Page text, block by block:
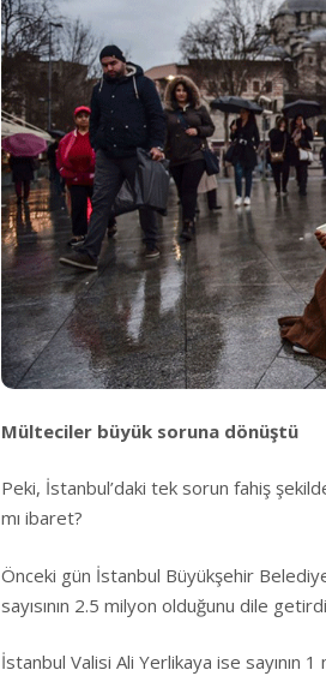
Mülteciler büyük soruna dönüştü
Peki, İstanbul’daki tek sorun fahiş
mı ibaret?
Önceki gün İstanbul Büyükşehir
sayısının 2.5 milyon olduğunu dile
İstanbul Valisi Ali Yerlikaya ise sayının